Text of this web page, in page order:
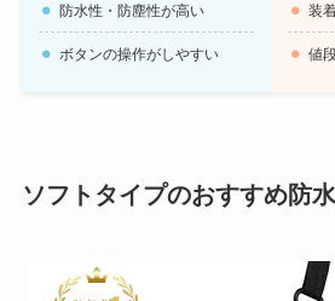
防水性・防塵性が高い
ボタンの操作がしやすい
装
値
ソフトタイプのおすすめ防